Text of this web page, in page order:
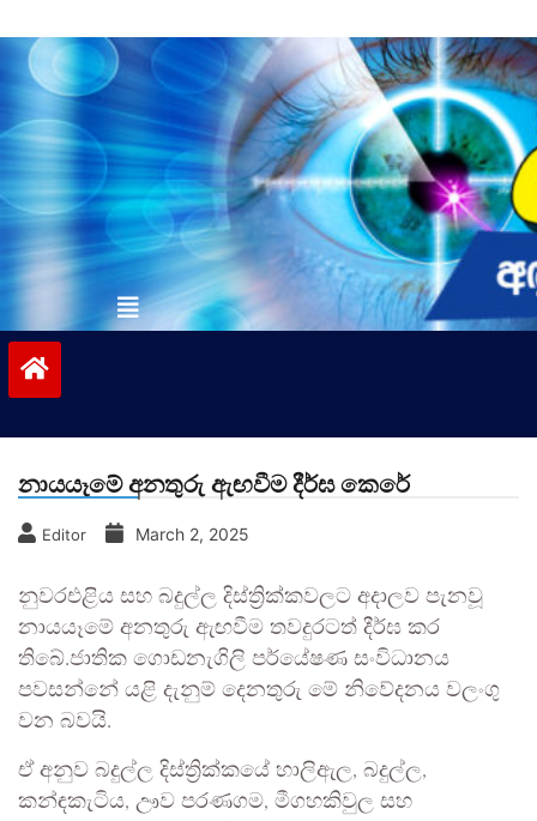
to
contentvinivida.lk
නායයෑමේ අනතුරු ඇඟවීම දීර්ඝ කෙරේ
Editor March 2, 2025
නුවරඑළිය සහ බදුල්ල දිස්ත්‍රික්කවලට අදාලව පැනවූ
නායයෑමේ අනතුරු ඇඟවීම තවදුරටත් දීර්ඝ කර
තිබේ.ජාතික ගොඩනැගිලි පර්යේෂණ සංවිධානය
පවසන්නේ යළි දැනුම් දෙනතුරු මේ නිවේදනය වලංගු
වන බවයි.
ඒ අනුව බදුල්ල දිස්ත්‍රික්කයේ හාලිඇල, බදුල්ල,
කන්ඳකැටිය, ඌව පරණගම, මීගහකිවුල සහ